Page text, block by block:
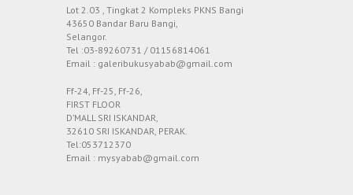
Lot 2.03 , Tingkat 2 Kompleks PKNS Bangi
43650 Bandar Baru Bangi,
Selangor.
Tel :03-89260731 / 01156814061
Email : galeribukusyabab@gmail.com
Ff-24, Ff-25, Ff-26,
FIRST FLOOR
D’MALL SRI ISKANDAR,
32610 SRI ISKANDAR, PERAK.
Tel:053712370
Email : mysyabab@gmail.com